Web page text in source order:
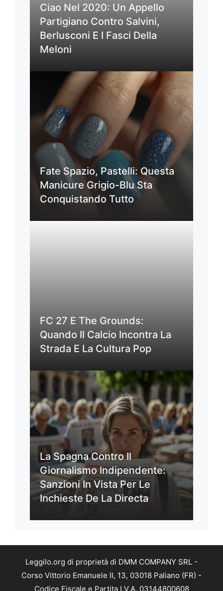
Ciao Nel 2020: Un Appello
Partigiano Contro Salvini,
Berlusconi E I Fasci Della
Meloni
Fate Spazio, Pastelli: Questa
Manicure Grigio-Blu Sta
Conquistando Tutto
FC 27 E The Grounds:
Quando Il Calcio Incontra La
Strada E La Cultura Pop
La Spagna Contro Il
Giornalismo Indipendente:
Sanzioni In Vista Per Le
Inchieste De La Directa
Leggilo.org di proprietà di DMM COMPANY SRL -
Corso Vittorio Emanuele II, 13, 03018 Paliano (FR) -
Codice Fiscale e Partita I.V.A. 03144800608